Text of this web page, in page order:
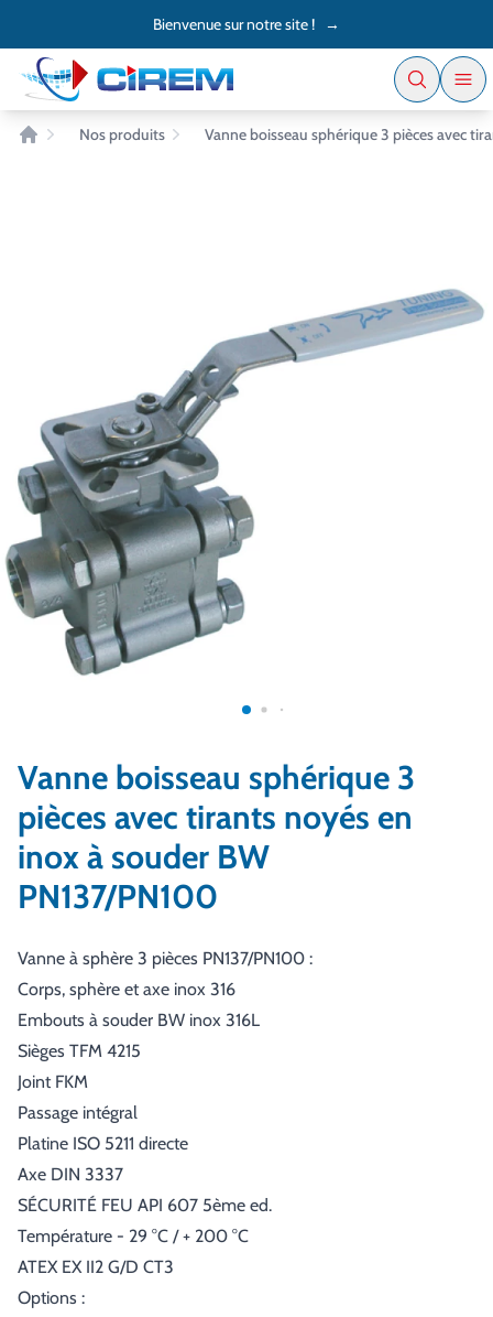
Bienvenue sur notre site ! →
Nos produits Vanne boisseau sphérique 3 pièces avec
Vanne boisseau sphérique 3
pièces avec tirants noyés en
inox à souder BW
PN137/PN100
Vanne à sphère 3 pièces PN137/PN100 :
Corps, sphère et axe inox 316
Embouts à souder BW inox 316L
Sièges TFM 4215
Joint FKM
Passage intégral
Platine ISO 5211 directe
Axe DIN 3337
SÉCURITÉ FEU API 607 5ème ed.
Température - 29 °C / + 200 °C
ATEX EX II2 G/D CT3
Options :